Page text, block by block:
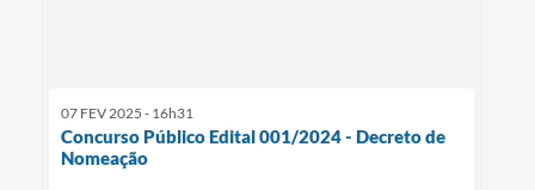
07 FEV 2025 - 16h31
Concurso Público Edital 001/2024 - Decreto de
Nomeação